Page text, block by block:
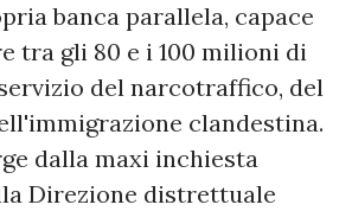
banca parallela, capace
tra gli 80 e i 100 milioni di
del narcotraffico, del
clandestina.
dalla maxi inchiesta
Direzione distrettuale